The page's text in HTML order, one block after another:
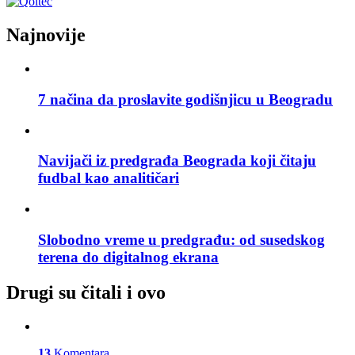
Najnovije
7 načina da proslavite godišnjicu u Beogradu
Navijači iz predgrađa Beograda koji čitaju
fudbal kao analitičari
Slobodno vreme u predgrađu: od susedskog
terena do digitalnog ekrana
Drugi su čitali i ovo